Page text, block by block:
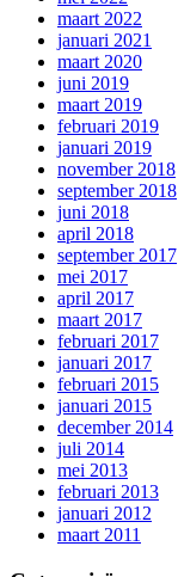
maart 2022
januari 2021
maart 2020
juni 2019
maart 2019
februari 2019
januari 2019
november 2018
september 2018
juni 2018
april 2018
september 2017
mei 2017
april 2017
maart 2017
februari 2017
januari 2017
februari 2015
januari 2015
december 2014
juli 2014
mei 2013
februari 2013
januari 2012
maart 2011